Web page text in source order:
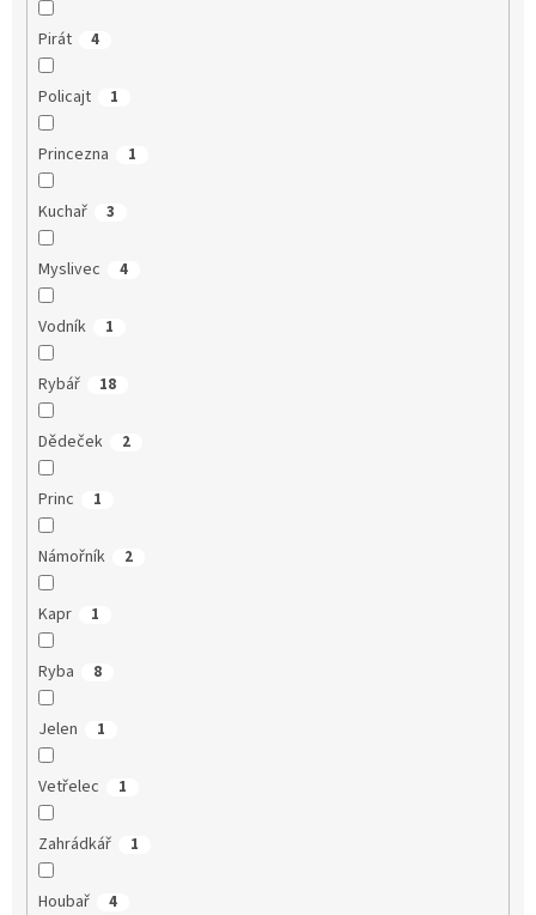
Pirát 4
Policajt 1
Princezna 1
Kuchař 3
Myslivec 4
Vodník 1
Rybář 18
Dědeček 2
Princ 1
Námořník 2
Kapr 1
Ryba 8
Jelen 1
Vetřelec 1
Zahrádkář 1
Houbař 4